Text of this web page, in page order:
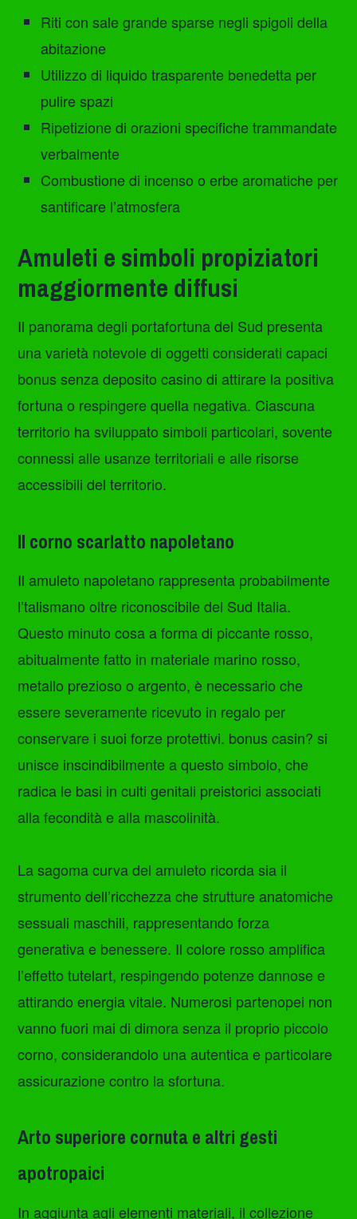
Riti con sale grande sparse negli spigoli della
abitazione
Utilizzo di liquido trasparente benedetta per
pulire spazi
Ripetizione di orazioni specifiche trammandate
verbalmente
Combustione di incenso o erbe aromatiche per
santificare l’atmosfera
Amuleti e simboli propiziatori
maggiormente diffusi
Il panorama degli portafortuna del Sud presenta
una varietà notevole di oggetti considerati capaci
bonus senza deposito casino di attirare la positiva
fortuna o respingere quella negativa. Ciascuna
territorio ha sviluppato simboli particolari, sovente
connessi alle usanze territoriali e alle risorse
accessibili del territorio.
Il corno scarlatto napoletano
Il amuleto napoletano rappresenta probabilmente
l’talismano oltre riconoscibile del Sud Italia.
Questo minuto cosa a forma di piccante rosso,
abitualmente fatto in materiale marino rosso,
metallo prezioso o argento, è necessario che
essere severamente ricevuto in regalo per
conservare i suoi forze protettivi. bonus casin? si
unisce inscindibilmente a questo simbolo, che
radica le basi in culti genitali preistorici associati
alla fecondità e alla mascolinità.
La sagoma curva del amuleto ricorda sia il
strumento dell’ricchezza che strutture anatomiche
sessuali maschili, rappresentando forza
generativa e benessere. Il colore rosso amplifica
l’effetto tutelart, respingendo potenze dannose e
attirando energia vitale. Numerosi partenopei non
vanno fuori mai di dimora senza il proprio piccolo
corno, considerandolo una autentica e particolare
assicurazione contro la sfortuna.
Arto superiore cornuta e altri gesti
apotropaici
In aggiunta agli elementi materiali, il collezione